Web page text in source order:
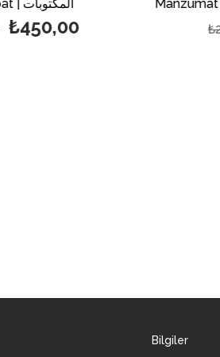
Mektubat | المكتوبات
₺450,00
Bilgiler